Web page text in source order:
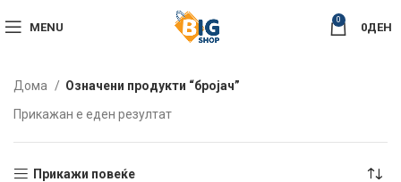
MENU
0
0ДЕН
Дома
Означени продукти “бројач”
Прикажан е еден резултат
Прикажи повеќе